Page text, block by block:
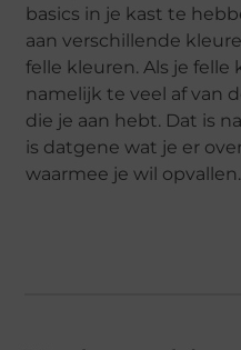
basics in je kast te
aan verschillende
felle kleuren. Als je
namelijk te veel af van
die je aan hebt. Dat is
is datgene wat je er
waarmee je wil opvallen.